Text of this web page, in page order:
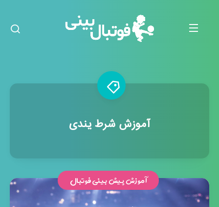
آموزش شرط یندی
آموزش پیش بینی فوتبال